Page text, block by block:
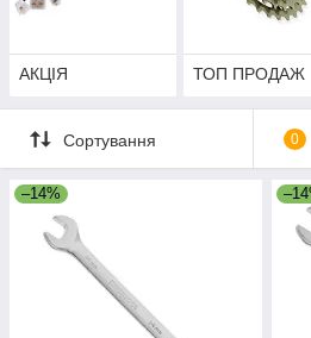
АКЦІЯ ТОП ПРОДАЖ
Сортування 0
–14%